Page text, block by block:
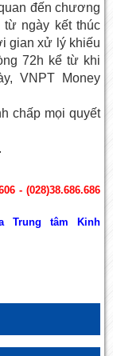
đến chương
từ ngày kết thúc
gian xử lý khiếu
72h kể từ khi
VNPT Money
chấp mọi quyết
- (028)38.686.686
Trung tâm Kinh